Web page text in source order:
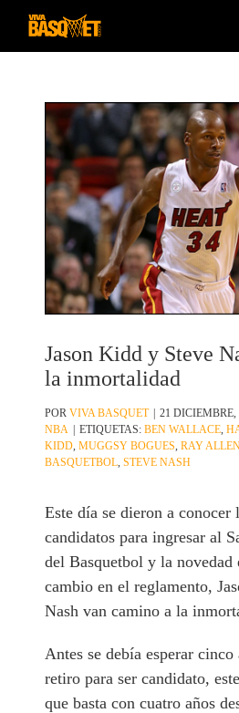
Saltar
Jason Kidd y Steve
la inmortalidad
PORVIVA BASQUET | 21 DICIEMBRE,
NBA | ETIQUETAS:BEN WALLACE ,
KIDD ,MUGGSY BOGUES ,RAY
BASQUETBOL ,STEVE NASH
Este día se dieron a conocer
candidatos para ingresar al
del Basquetbol y la novedad
cambio en el reglamento,
Nash van camino a la
Antes se debía esperar cinco
retiro para ser candidato,
que basta con cuatro años